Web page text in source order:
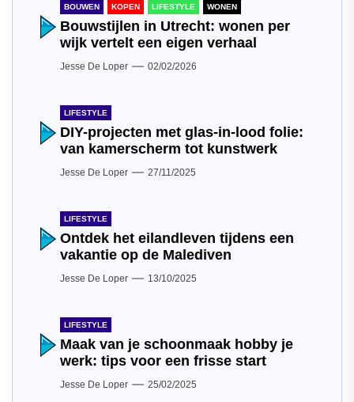
BOUWEN KOPEN LIFESTYLE WONEN
Bouwstijlen in Utrecht: wonen per
wijk vertelt een eigen verhaal
Jesse De Loper 02/02/2026
LIFESTYLE
DIY-projecten met glas-in-lood folie:
van kamerscherm tot kunstwerk
Jesse De Loper 27/11/2025
LIFESTYLE
Ontdek het eilandleven tijdens een
vakantie op de Malediven
Jesse De Loper 13/10/2025
LIFESTYLE
Maak van je schoonmaak hobby je
werk: tips voor een frisse start
Jesse De Loper 25/02/2025